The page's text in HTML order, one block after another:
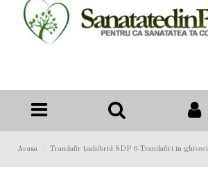
Acasa Trandafir teahibrid SDP 6-Trandafiri în ghiveci